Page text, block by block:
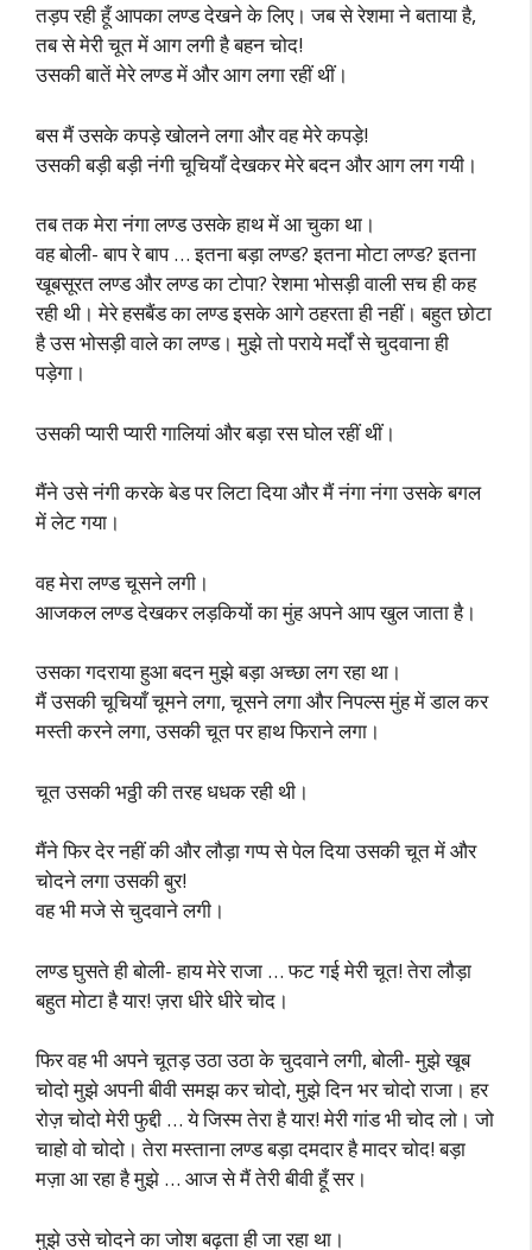
तड़प रही हूँ आपका लण्ड देखने के लिए। जब से रेशमा ने बताया है,
तब से मेरी चूत में आग लगी है बहन चोद!
उसकी बातें मेरे लण्ड में और आग लगा रहीं थीं।
बस मैं उसके कपड़े खोलने लगा और वह मेरे कपड़े!
उसकी बड़ी बड़ी नंगी चूचियाँ देखकर मेरे बदन और आग लग गयी।
तब तक मेरा नंगा लण्ड उसके हाथ में आ चुका था।
वह बोली- बाप रे बाप … इतना बड़ा लण्ड? इतना मोटा लण्ड? इतना
खूबसूरत लण्ड और लण्ड का टोपा? रेशमा भोसड़ी वाली सच ही कह
रही थी। मेरे हसबैंड का लण्ड इसके आगे ठहरता ही नहीं। बहुत छोटा
है उस भोसड़ी वाले का लण्ड। मुझे तो पराये मर्दों से चुदवाना ही
पड़ेगा।
उसकी प्यारी प्यारी गालियां और बड़ा रस घोल रहीं थीं।
मैंने उसे नंगी करके बेड पर लिटा दिया और मैं नंगा नंगा उसके बगल
में लेट गया।
वह मेरा लण्ड चूसने लगी।
आजकल लण्ड देखकर लड़कियों का मुंह अपने आप खुल जाता है।
उसका गदराया हुआ बदन मुझे बड़ा अच्छा लग रहा था।
मैं उसकी चूचियाँ चूमने लगा, चूसने लगा और निपल्स मुंह में डाल कर
मस्ती करने लगा, उसकी चूत पर हाथ फिराने लगा।
चूत उसकी भठ्ठी की तरह धधक रही थी।
मैंने फिर देर नहीं की और लौड़ा गप्प से पेल दिया उसकी चूत में और
चोदने लगा उसकी बुर!
वह भी मजे से चुदवाने लगी।
लण्ड घुसते ही बोली- हाय मेरे राजा … फट गई मेरी चूत! तेरा लौड़ा
बहुत मोटा है यार! ज़रा धीरे धीरे चोद।
फिर वह भी अपने चूतड़ उठा उठा के चुदवाने लगी, बोली- मुझे खूब
चोदो मुझे अपनी बीवी समझ कर चोदो, मुझे दिन भर चोदो राजा। हर
रोज़ चोदो मेरी फुद्दी … ये जिस्म तेरा है यार! मेरी गांड भी चोद लो। जो
चाहो वो चोदो। तेरा मस्ताना लण्ड बड़ा दमदार है मादर चोद! बड़ा
मज़ा आ रहा है मुझे … आज से मैं तेरी बीवी हूँ सर।
मुझे उसे चोदने का जोश बढ़ता ही जा रहा था।